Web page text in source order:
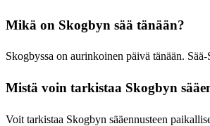
Mikä on Skogbyn sää tänään?
Skogbyssa on aurinkoinen päivä tänään.
Mistä voin tarkistaa Skogbyn
Voit tarkistaa Skogbyn sääennusteen